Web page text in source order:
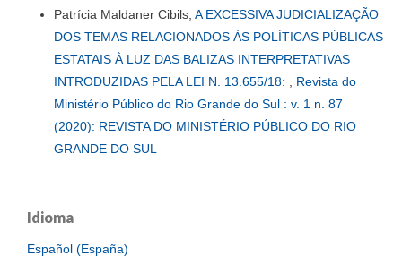
Patrícia Maldaner Cibils, A EXCESSIVA JUDICIALIZAÇÃO
DOS TEMAS RELACIONADOS ÀS POLÍTICAS PÚBLICAS
ESTATAIS À LUZ DAS BALIZAS INTERPRETATIVAS
INTRODUZIDAS PELA LEI N. 13.655/18:
Revista do
Ministério Público do Rio Grande do Sul : v. 1 n. 87
(2020): REVISTA DO MINISTÉRIO PÚBLICO DO RIO
GRANDE DO SUL
Idioma
Español (España)